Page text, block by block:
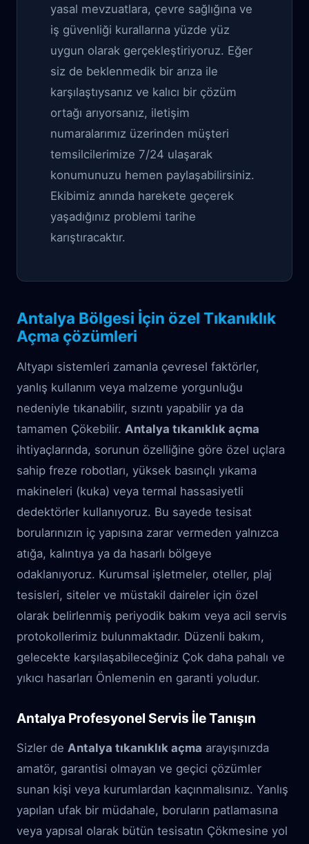
yasal mevzuatlara, çevre sağlığına ve
iş güvenliği kurallarına yüzde yüz
uygun olarak gerçekleştiriyoruz. Eğer
siz de beklenmedik bir arıza ile
karşılaştıysanız ve kalıcı bir çözüm
ortağı arıyorsanız, iletişim
numaralarımız üzerinden müşteri
temsilcilerimize 7/24 ulaşarak
konumunuzu hemen paylaşabilirsiniz.
Ekibimiz anında harekete geçerek
yaşadığınız problemi tarihe
karıştıracaktır.
Antalya Bölgesi İçin özel Tıkanıklık
Açma çözümleri
Altyapı sistemleri zamanla çevresel faktörler,
yanlış kullanım veya malzeme yorgunluğu
nedeniyle tıkanabilir, sızıntı yapabilir ya da
tamamen Çökebilir. Antalya tıkanıklık açma
ihtiyaçlarında, sorunun özelliğine göre özel uçlara
sahip freze robotları, yüksek basınçlı yıkama
makineleri (kuka) veya termal hassasiyetli
dedektörler kullanıyoruz. Bu sayede tesisat
borularınızın iç yapısına zarar vermeden yalnızca
atığa, kalıntıya ya da hasarlı bölgeye
odaklanıyoruz. Kurumsal işletmeler, oteller, plaj
tesisleri, siteler ve müstakil daireler için özel
olarak belirlenmiş periyodik bakım veya acil servis
protokollerimiz bulunmaktadır. Düzenli bakım,
gelecekte karşılaşabileceğiniz Çok daha pahalı ve
yıkıcı hasarları Önlemenin en garanti yoludur.
Antalya Profesyonel Servis İle Tanışın
Sizler de Antalya tıkanıklık açma arayışınızda
amatör, garantisi olmayan ve geçici çözümler
sunan kişi veya kurumlardan kaçınmalısınız. Yanlış
yapılan ufak bir müdahale, boruların patlamasına
veya yapısal olarak bütün tesisatın Çökmesine yol